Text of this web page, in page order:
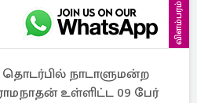
விளம்பரம்
நாடாளுமன்ற
உள்ளிட்ட 09 பேர்